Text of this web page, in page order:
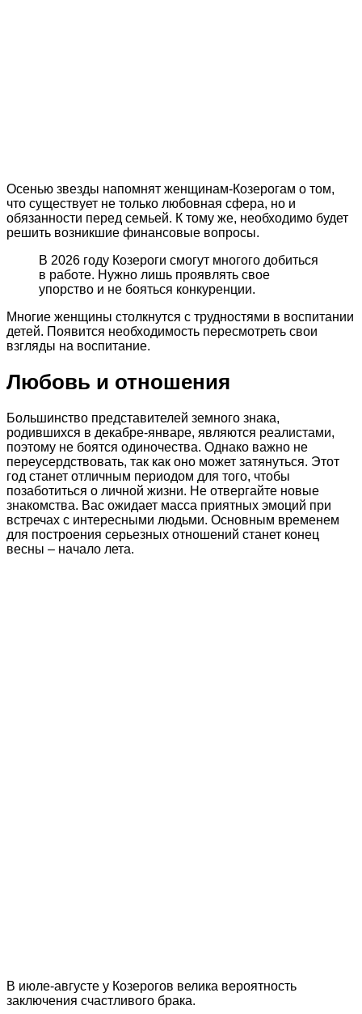
Осенью звезды напомнят женщинам-Козерогам о том,
что существует не только любовная сфера, но и
обязанности перед семьей. К тому же, необходимо будет
решить возникшие финансовые вопросы.
В 2026 году Козероги смогут многого добиться
в работе. Нужно лишь проявлять свое
упорство и не бояться конкуренции.
Многие женщины столкнутся с трудностями в воспитании
детей. Появится необходимость пересмотреть свои
взгляды на воспитание.
Любовь и отношения
Большинство представителей земного знака,
родившихся в декабре-январе, являются реалистами,
поэтому не боятся одиночества. Однако важно не
переусердствовать, так как оно может затянуться. Этот
год станет отличным периодом для того, чтобы
позаботиться о личной жизни. Не отвергайте новые
знакомства. Вас ожидает масса приятных эмоций при
встречах с интересными людьми. Основным временем
для построения серьезных отношений станет конец
весны – начало лета.
В июле-августе у Козерогов велика вероятность
заключения счастливого брака.